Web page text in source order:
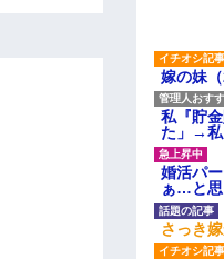
嫁の妹
私『貯
た」→私
婚活パ
ぁ…と思
さっき